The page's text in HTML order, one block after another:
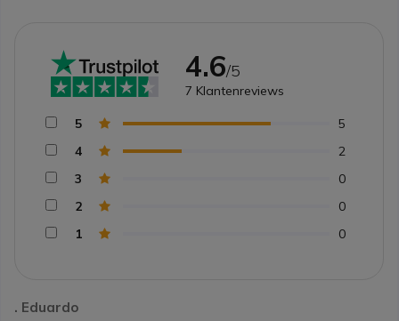
. Eduardo
4.6/5
7 Klantenreviews
5
5
4
2
3
0
2
0
1
0